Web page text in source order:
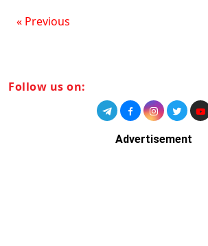
« Previous
Follow us on:
Advertisement